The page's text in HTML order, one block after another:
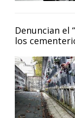
Denuncian el
los